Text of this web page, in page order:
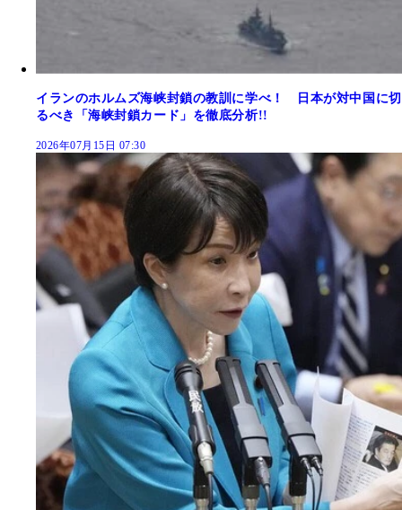
イランのホルムズ海峡封鎖の教訓に学べ！ 日本が対中国に切
るべき「海峡封鎖カード」を徹底分析!!
2026年07月15日 07:30